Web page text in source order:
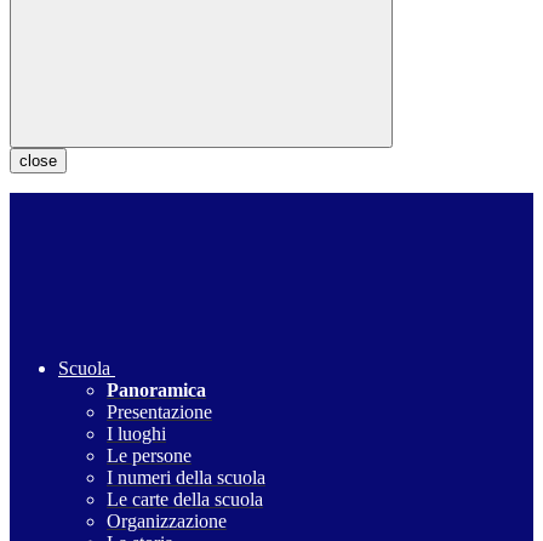
close
Scuola
Panoramica
Presentazione
I luoghi
Le persone
I numeri della scuola
Le carte della scuola
Organizzazione